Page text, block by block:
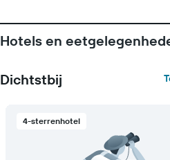
Hotels en
Dichtstbij
4-sterrenhotel